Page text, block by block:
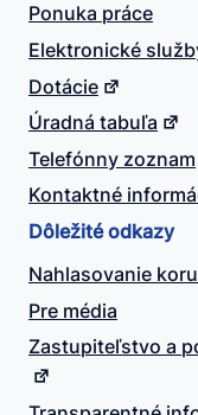
Ponuka práce
Elektronické
Dotácie
Úradná tabuľa
Telefónny zoznam
Kontaktné
Dôležité odkazy
Nahlasovanie
Pre média
Zastupiteľstvo a